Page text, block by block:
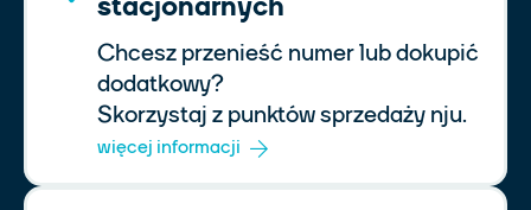
Chcesz przenieść numer lub dokupić
dodatkowy?
Skorzystaj z punktów sprzedaży nju.
więcej informacji